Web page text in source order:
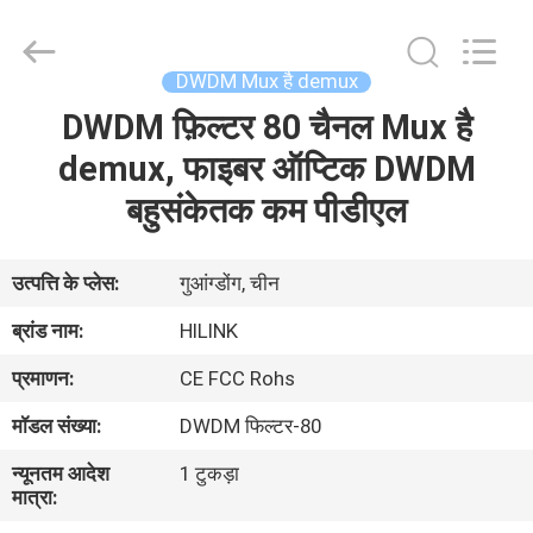
हमारे
बारे
में
कारखाने
का
Technology
Co.,Ltd..
DWDM Mux है demux
DWDM फ़िल्टर 80 चैनल Mux है
demux, फाइबर ऑप्टिक DWDM
बहुसंकेतक कम पीडीएल
उत्पत्ति के प्लेस:
गुआंग्डोंग, चीन
ब्रांड नाम:
HILINK
प्रमाणन:
CE FCC Rohs
मॉडल संख्या:
DWDM फिल्टर-80
न्यूनतम आदेश
मात्रा:
1 टुकड़ा